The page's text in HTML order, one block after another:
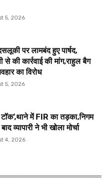
5, 2026
पर लामबंद हुए पार्षद,
की कार्रवाई की मांग,राहुल बैग
का विरोध
5, 2026
में FIR का तड़का,निगम
व्यापारी ने भी खोला मोर्चा
4, 2026